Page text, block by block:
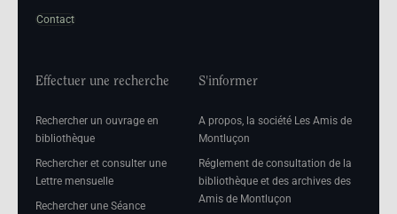
Contact
Effectuer une recherche
Rechercher un ouvrage en
bibliothèque
Rechercher et consulter une
Lettre mensuelle
Rechercher une Séance
S'informer
A propos, la société Les Amis de
Montluçon
Réglement de consultation de la
bibliothèque et des archives des
Amis de Montluçon